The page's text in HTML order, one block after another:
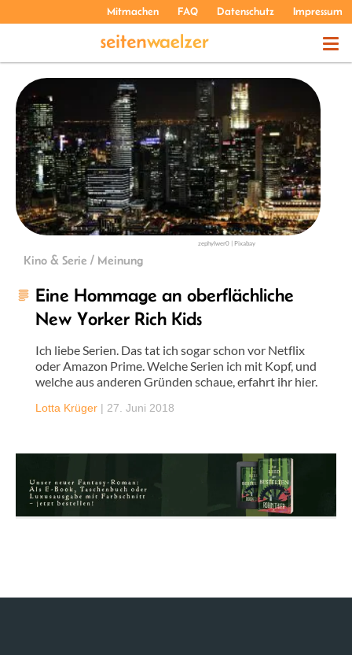
Mitmachen FAQ Datenschutz Impressum
PODCASTS
ÜBER UNS
zephylwer0 | Pixabay
Kino & Serie / Meinung
Eine Hommage an oberflächliche
New Yorker Rich Kids
Ich liebe Serien. Das tat ich sogar schon vor Netflix
oder Amazon Prime. Welche Serien ich mit Kopf, und
welche aus anderen Gründen schaue, erfahrt ihr hier.
Lotta Krüger | 27. Juni 2018